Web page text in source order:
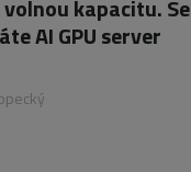
kapacitu. Se
AI GPU server